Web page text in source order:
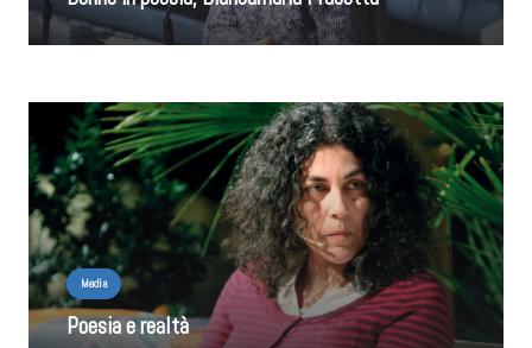
Media
Poesia e realtà